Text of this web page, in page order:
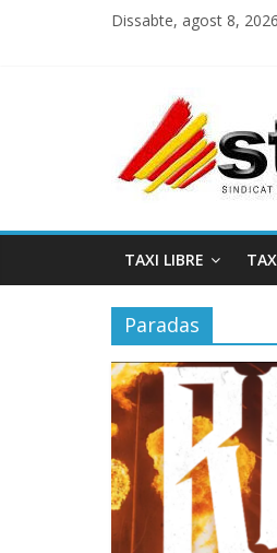
Dissabte, agost 8, 2026
TAXI LIBRE
Paradas